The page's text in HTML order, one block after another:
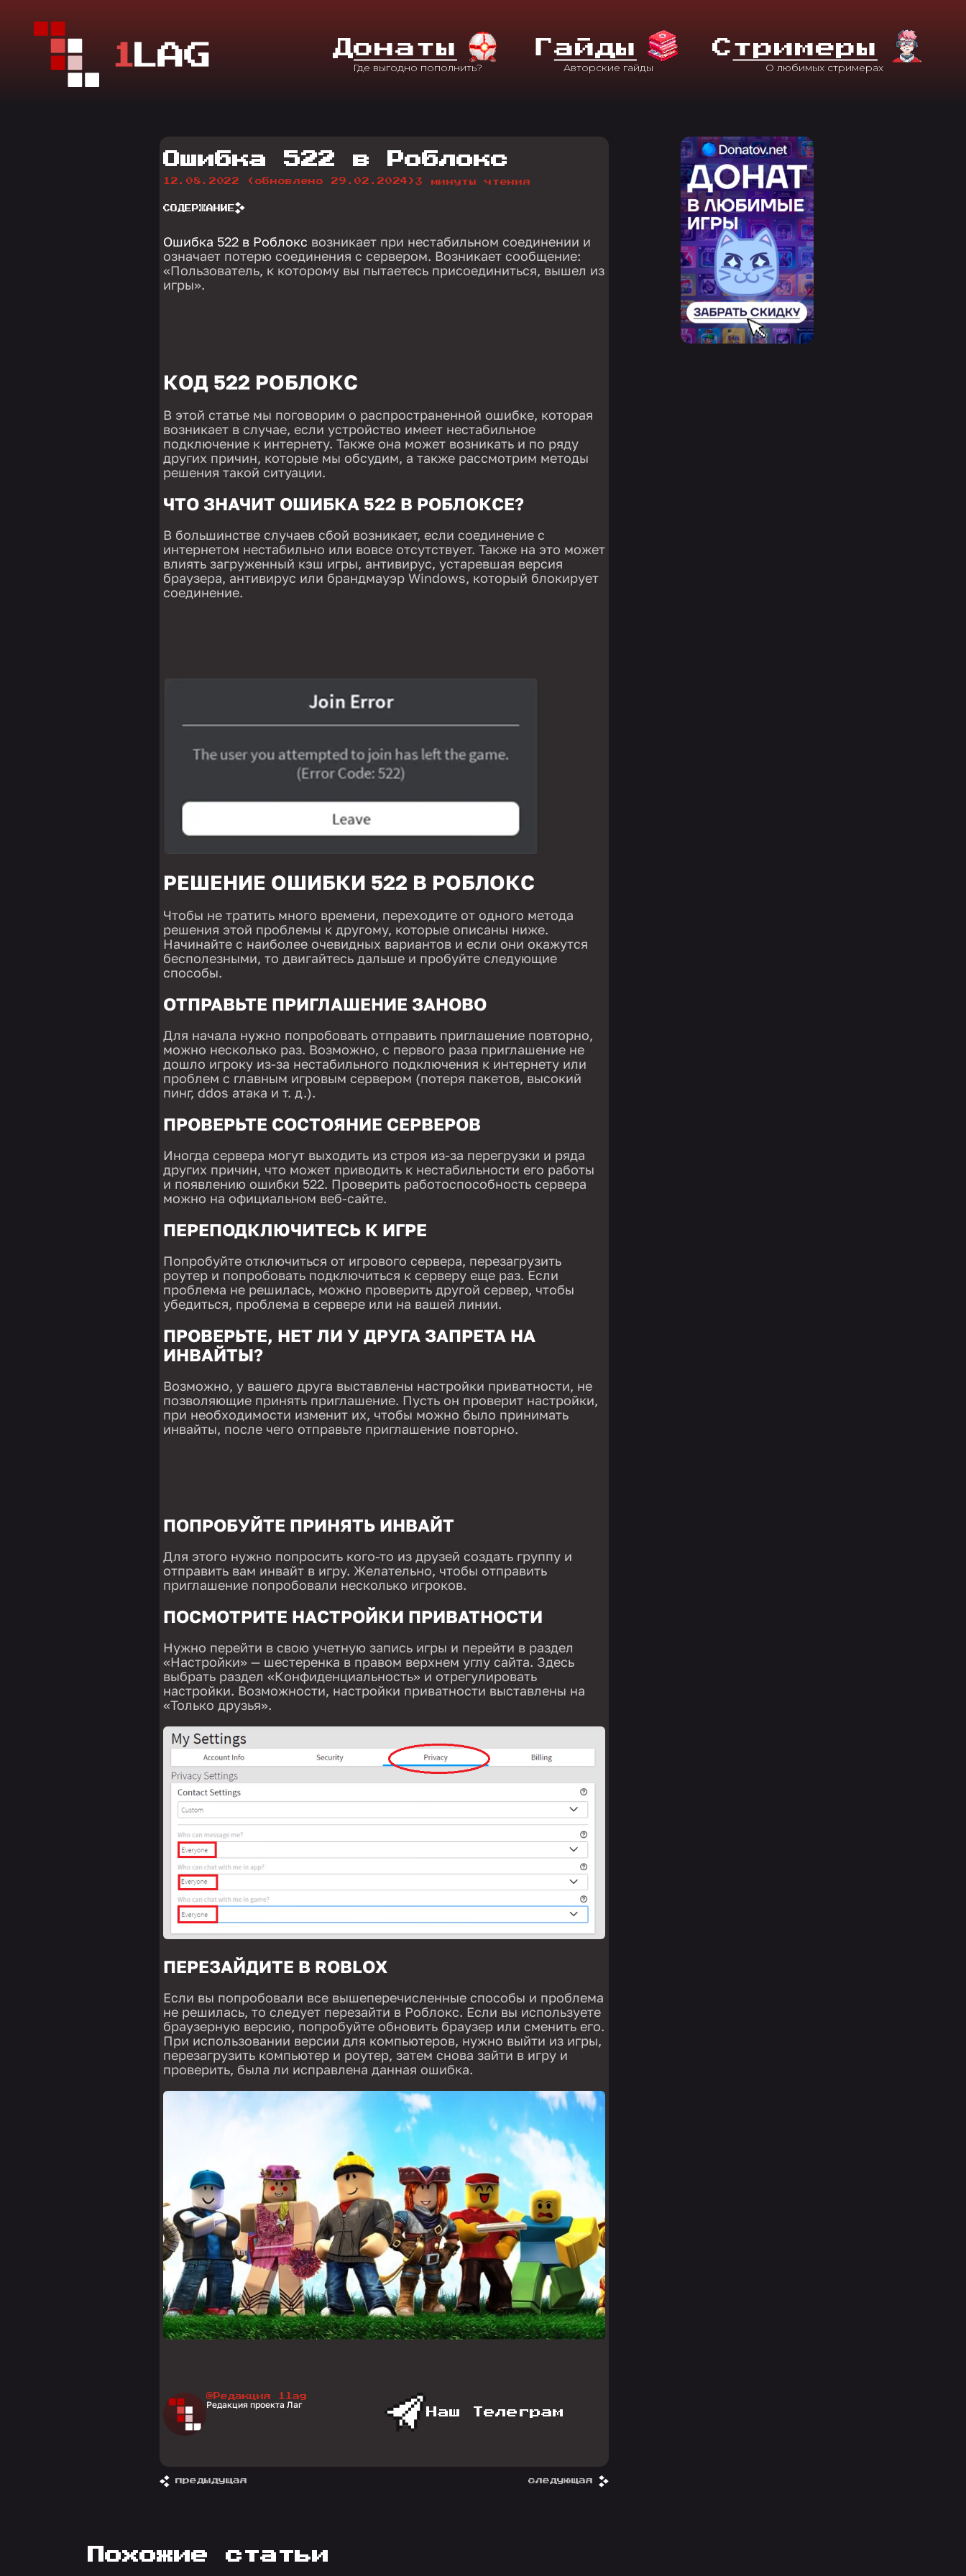
ДОнаты ГАйды С Тримеры
Ошибка 522 в Роблокс
12.08.2022 (обновлено 29.02.2024)3 минуты чтения
СОДЕРЖАНИЕ
Ошибка 522 в Роблокс возникает при нестабильном соединении и
означает потерю соединения с сервером. Возникает сообщение:
«Пользователь, к которому вы пытаетесь присоединиться, вышел из
игры».
КОД 522 РОБЛОКС
В этой статье мы поговорим о распространенной ошибке, которая
возникает в случае, если устройство имеет нестабильное
подключение к интернету. Также она может возникать и по ряду
других причин, которые мы обсудим, а также рассмотрим методы
решения такой ситуации.
ЧТО ЗНАЧИТ ОШИБКА 522 В РОБЛОКСЕ?
В большинстве случаев сбой возникает, если соединение с
интернетом нестабильно или вовсе отсутствует. Также на это может
влиять загруженный кэш игры, антивирус, устаревшая версия
браузера, антивирус или брандмауэр Windows, который блокирует
соединение.
РЕШЕНИЕ ОШИБКИ 522 В РОБЛОКС
Чтобы не тратить много времени, переходите от одного метода
решения этой проблемы к другому, которые описаны ниже.
Начинайте с наиболее очевидных вариантов и если они окажутся
бесполезными, то двигайтесь дальше и пробуйте следующие
способы.
ОТПРАВЬТЕ ПРИГЛАШЕНИЕ ЗАНОВО
Для начала нужно попробовать отправить приглашение повторно,
можно несколько раз. Возможно, с первого раза приглашение не
дошло игроку из-за нестабильного подключения к интернету или
проблем с главным игровым сервером (потеря пакетов, высокий
пинг, ddos атака и т. д.).
ПРОВЕРЬТЕ СОСТОЯНИЕ СЕРВЕРОВ
Иногда сервера могут выходить из строя из-за перегрузки и ряда
других причин, что может приводить к нестабильности его работы
и появлению ошибки 522. Проверить работоспособность сервера
можно на официальном веб-сайте.
ПЕРЕПОДКЛЮЧИТЕСЬ К ИГРЕ
Попробуйте отключиться от игрового сервера, перезагрузить
роутер и попробовать подключиться к серверу еще раз. Если
проблема не решилась, можно проверить другой сервер, чтобы
убедиться, проблема в сервере или на вашей линии.
ПРОВЕРЬТЕ, НЕТ ЛИ У ДРУГА ЗАПРЕТА НА
ИНВАЙТЫ?
Возможно, у вашего друга выставлены настройки приватности, не
позволяющие принять приглашение. Пусть он проверит настройки,
при необходимости изменит их, чтобы можно было принимать
инвайты, после чего отправьте приглашение повторно.
ПОПРОБУЙТЕ ПРИНЯТЬ ИНВАЙТ
Для этого нужно попросить кого-то из друзей создать группу и
отправить вам инвайт в игру. Желательно, чтобы отправить
приглашение попробовали несколько игроков.
ПОСМОТРИТЕ НАСТРОЙКИ ПРИВАТНОСТИ
Нужно перейти в свою учетную запись игры и перейти в раздел
«Настройки» — шестеренка в правом верхнем углу сайта. Здесь
выбрать раздел «Конфиденциальность» и отрегулировать
настройки. Возможности, настройки приватности выставлены на
«Только друзья».
ПЕРЕЗАЙДИТЕ В ROBLOX
Если вы попробовали все вышеперечисленные способы и проблема
не решилась, то следует перезайти в Роблокс. Если вы используете
браузерную версию, попробуйте обновить браузер или сменить его.
При использовании версии для компьютеров, нужно выйти из игры,
перезагрузить компьютер и роутер, затем снова зайти в игру и
проверить, была ли исправлена данная ошибка.
@Редакция 1lag
Редакция проекта Лаг
Наш Телеграм
предыдущая следующая
похожие статьи